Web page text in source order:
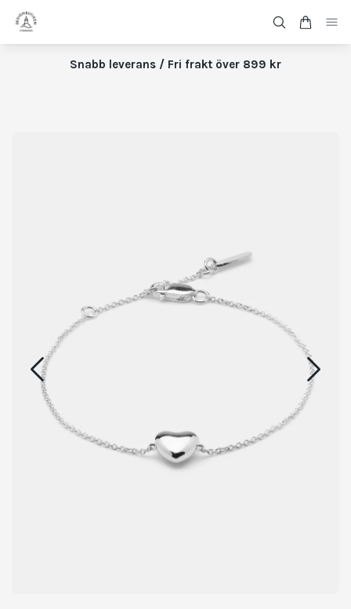
Snabb leverans / Fri frakt över 899 kr